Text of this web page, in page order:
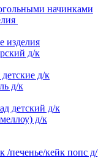
начинками
изделия
д/к
д/к
д/к
детский д/к
д/к
/печенье/кейк попс д/